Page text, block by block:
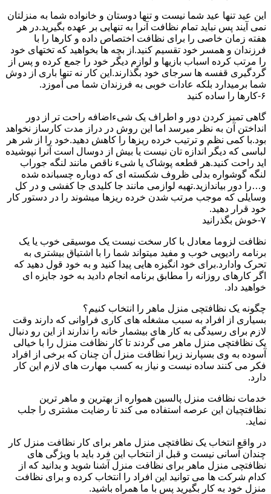
این عید تنها عید شما نیست و تنها دوستان و خانواده شما به منزلتان
نمی آیند پس نباید تمام نظافت آنرا به تنهایی بر عهده بگیرید.در هر
هفته زمان خاصی را برای نظافت اختصاص داده و کارها را با
فرزندان و همسر خود تقسیم کنید.از بچه ها بخواهید که تختهای خود
را مرتب کرده اسباب بازیها و لوازم دیگر خود را جمع کرده و پس از
گردگیری قفسه ها سرجای خود بگذارند.این کار نه تنها باری از دوش
شما برمیدارد بلکه عادات خوبی به فرزندان شما می آموزد.
۶-کارها را ساده کنید
گاهی تمیز کردن دور و اطراف یک شیءاضافه راحت تر از دور
انداختن آن به نظر میرسد اما این روش در دراز مدت کارساز نخواهد
بود.با کمی نظم و ترتیب خرده ریزها را کاهش دهید.خود را از شر هر
لباسی که دیگر اندازه تان نیست یا بیش از دوسال است آنرا نپوشیده
اید راحت کنید.هر قطعه پوشاک یا شیء ناقص مانند لنگه جوراب
لنگه گوشواره بدلی ظروف شکسته ای که دوباره چسبانده شده
و…را دور بیاندازید.تهیه لوازمی مانند جا کلیدی جا کفشی و در کل
وسایلی که موجب مرتب شدن خرده ریزها میشوند را در دستور کار
خود قرار دهید.
۷-خوش بگذرانید
نظافت لزوما معادل با کار سخت نیست یک موسیقی خوب یا یک
برنامه رادیویی خوب و مفید میتواند شما را با اشتیاق بیشتری به
تحرک وادارد.برای خود انگیزه هایی پیدا کنید و به خود قول دهید که
اگر کارهای روزانه را مطابق برنامه انجام دادید به خود جایزه ای
خواهید داد.
چگونه یک نظافتچی منزل ماهر را انتخاب کنیم؟
بسیاری از افراد به سبب مشغله های کاری فراوانی که دارند وقت
لازم برای رسیدگی به کار های بیشمار خانه را ندارند از این رو دنبال
یک نظافتچی منزل ماهر می گردند تا کار نظافت منزل را با خیالی
آسوده به وی بسپارند زیرا نظافت منزل آن چنان که برخی از افراد
فکر می کنند ساده نیست و نیاز به کسب مهارت های لازم این کار
دارد.
خدمات نظافت منزل پالسین همواره از بهترین و ماهر ترین
نظافتچیان این عرصه استفاده می کند تا رضایت مشتری را جلب
نماید.
در واقع انتخاب یک نظافتچی منزل ماهر برای کار نظافت منزل کار
چندان آسانی نیست و قبل از انتخاب این فرد باید با ویژگی های
نظافتچی منزل ماهر برای نظافت منزل آشنا شوید و بدانید که از
کدام شرکت ها می توانید این افراد را انتخاب کرده و برای نظافت
منزل خود به کار بگیرید پس با ما همراه باشید.